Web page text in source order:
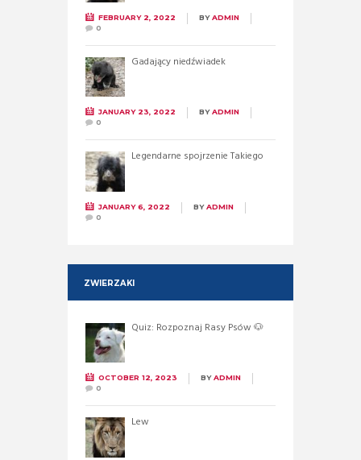
FEBRUARY 2, 2022 BYADMIN
0
Gadający niedźwiadek
JANUARY 23, 2022 BYADMIN
0
Legendarne spojrzenie Takiego
JANUARY 6, 2022 BYADMIN
0
ZWIERZAKI
Quiz: Rozpoznaj Rasy Psów 🐶
OCTOBER 12, 2023 BYADMIN
0
Lew